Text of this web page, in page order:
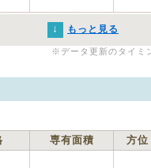
↓ もっと見る
※データ更新のタイミ
専有面積 方位